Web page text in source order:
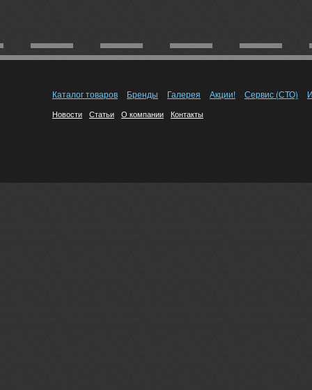
Каталог товаров Бренды Галерея Акции! Сервис (СТО)
Новости Статьи О компании Контакты